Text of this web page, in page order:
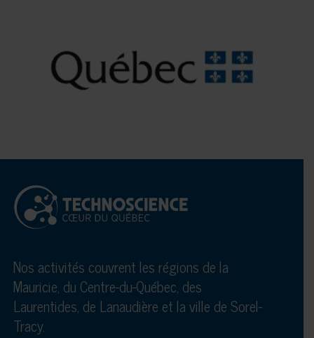
Nos activités couvrent les régions de la
Mauricie, du Centre-du-Québec, des
Laurentides, de Lanaudière et la ville de Sorel-
Tracy.